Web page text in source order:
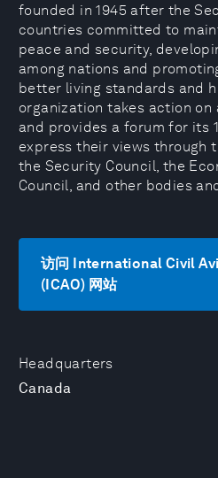
Headquarters
Canada
founded in 1945 after the
countries committed to
peace and security,
among nations and
better living standards and
organization takes action on
and provides a forum for its
express their views through
the Security Council, the
Council, and other bodies
访问 International Civil
(ICAO) 网站